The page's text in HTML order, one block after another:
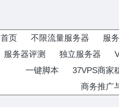
首页 不限流量服务器
服
服务器评测
独立服务器
一键脚本
37VPS商家
商务推广